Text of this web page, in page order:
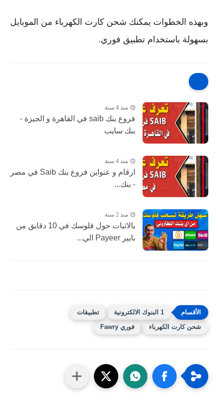
وبهذه الخطوات يمكنك شحن كارت الكهرباء من الموبايل
بسهولة باستخدام تطبيق فوري.
منذ 4 سنة
فروع بنك saib في القاهرة و الجيزة -
بنك سايب
منذ 4 سنة
ارقام و عنواين فروع بنك Saib في مصر
- بنك...
منذ 2 سنة
بالاثبات حول فلوسك في 10 دقايق من
بايير Payeer الي...
1 البنوك الالكترونية
تطبيقات
شحن كارت الكهرباء
فوري Fawry